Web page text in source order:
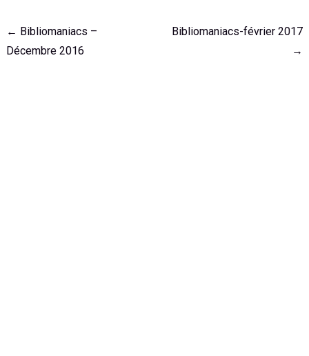
Navigation
de
← Bibliomaniacs –
Décembre 2016
Bibliomaniacs-février 2017
→